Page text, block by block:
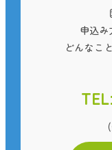
申込み
どんなこ
TEL: